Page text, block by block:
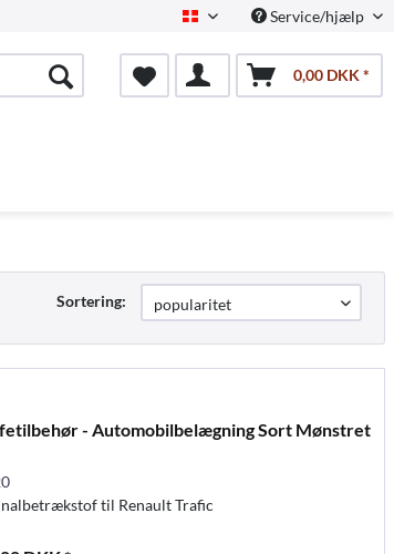
Dansk Service/hjælp
0,00 DKK *
Sortering:
- Automobilbelægning Sort Mønstret
til Renault Trafic